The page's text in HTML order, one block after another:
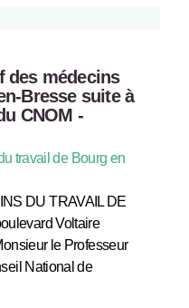
des médecins
Bresse suite à
CNOM -
travail de Bourg en
DU TRAVAIL DE
Voltaire
le Professeur
National de